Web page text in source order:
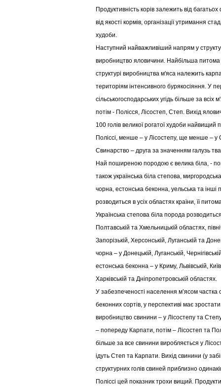
Продуктивність корів залежить від
від якості кормів, організації утримання
худоби.
Наступний найважливіший напрям у
виробництво яловичини. Найбільша питома
структурі виробництва м'яса належить
територіям інтенсивного бурякосіяння. У
сільськогосподарських угідь більше за
потім - Полісся, Лісостеп, Степ. Вихід
100 голів великої рогатої худоби найвищий
Поліссі, менше – у Лісостепу, ще менше – у
Свинарство – друга за значенням галузь
Най поширеною породою є велика біла, -
також українська біла степова,
чорна, естонська беконна, уельська та
розводиться в усіх областях країни, її
Українська степова біла порода
Полтавській та Хмельницькій областях,
Запорізькій, Херсонській, Луганській та
чорна – у Донецькій, Луганській,
естонська беконна – у Криму, Львівській,
Харківській та Дніпропетровській областях.
У забезпеченості населення м’ясом частка
беконних сортів, у перспективі має
виробництво свинини – у Лісостепу та
– попереду Карпати, потім – Лісостеп та
більше за все свинини виробляється у
ідуть Степ та Карпати. Вихід свинини (у
структурних голів свиней приблизно
Поліссі цей показник трохи вищий.